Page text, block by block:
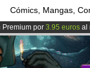
Cómics, Mangas,
Premium por 3.95 euros al
miembrosy 1000
está desormado